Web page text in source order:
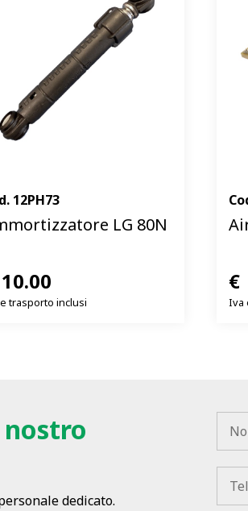
12PH73
LG 80N
10.00
trasporto inclusi
€
Iva
dedicato.